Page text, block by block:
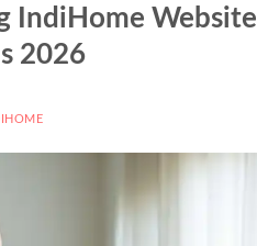
IndiHome Website
2026